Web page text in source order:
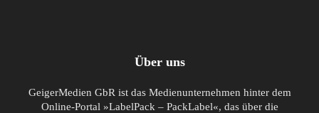
Über uns
GeigerMedien GbR ist das Medienunternehmen hinter dem
Online-Portal »LabelPack – PackLabel«, das über die